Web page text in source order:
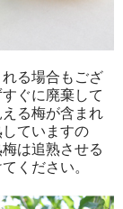
る場合もござ
ぐに廃棄して
る梅が含まれ
ていますの
は追熟させる
ください。